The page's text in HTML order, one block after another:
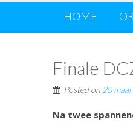
HOME
Finale
Posted on 20
Na twee